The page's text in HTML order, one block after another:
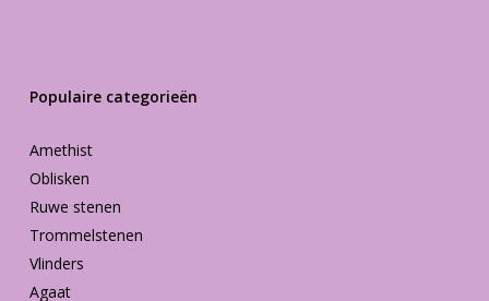
Populaire categorieën
Amethist
Oblisken
Ruwe stenen
Trommelstenen
Vlinders
Agaat